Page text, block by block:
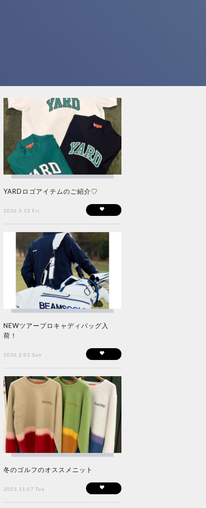
YARDロゴアイテムのご紹介♡
2026.3.13 Fri
NEWツアープロキャディバッグ入
荷！
2026.2.01 Sun
冬のゴルフのオススメニット
2023.11.07 Tue